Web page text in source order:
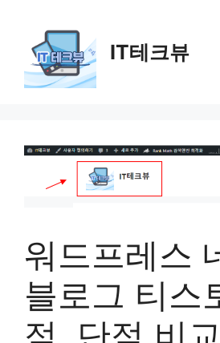
IT테크뷰
워드프레스
블로그 티스
점, 단점 비교